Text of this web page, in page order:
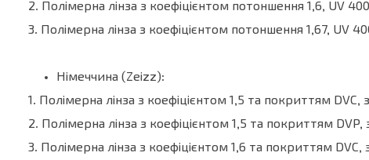
2. Полімерна лінза з коефіцієнтом потоншення 1,6, UV
3. Полімерна лінза з коефіцієнтом потоншення 1,67, UV
Німеччина (Zeizz):
1. Полімерна лінза з коефіцієнтом 1,5 та покриттям DVC,
2. Полімерна лінза з коефіцієнтом 1,5 та покриттям
3. Полімерна лінза з коефіцієнтом 1,6 та покриттям DVC,